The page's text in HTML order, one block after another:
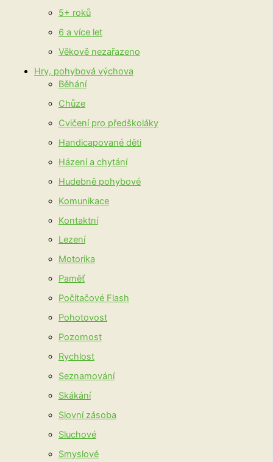
5+ roků
6 a více let
Věkově nezařazeno
Hry, pohybová výchova
Běhání
Chůze
Cvičení pro předškoláky
Handicapované děti
Házení a chytání
Hudebně pohybové
Komunikace
Kontaktní
Lezení
Motorika
Paměť
Počítačové Flash
Pohotovost
Pozornost
Rychlost
Seznamování
Skákání
Slovní zásoba
Sluchové
Smyslové